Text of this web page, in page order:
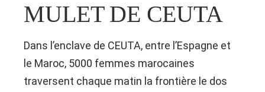
MULET DE CEUTA
Dans l’enclave de CEUTA, entre l’Espagne et
le Maroc, 5000 femmes marocaines
traversent chaque matin la frontière le dos